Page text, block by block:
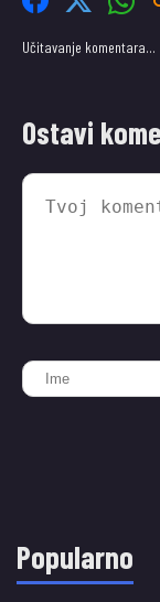
Učitavanje komentara…
Ostavi
Popularno